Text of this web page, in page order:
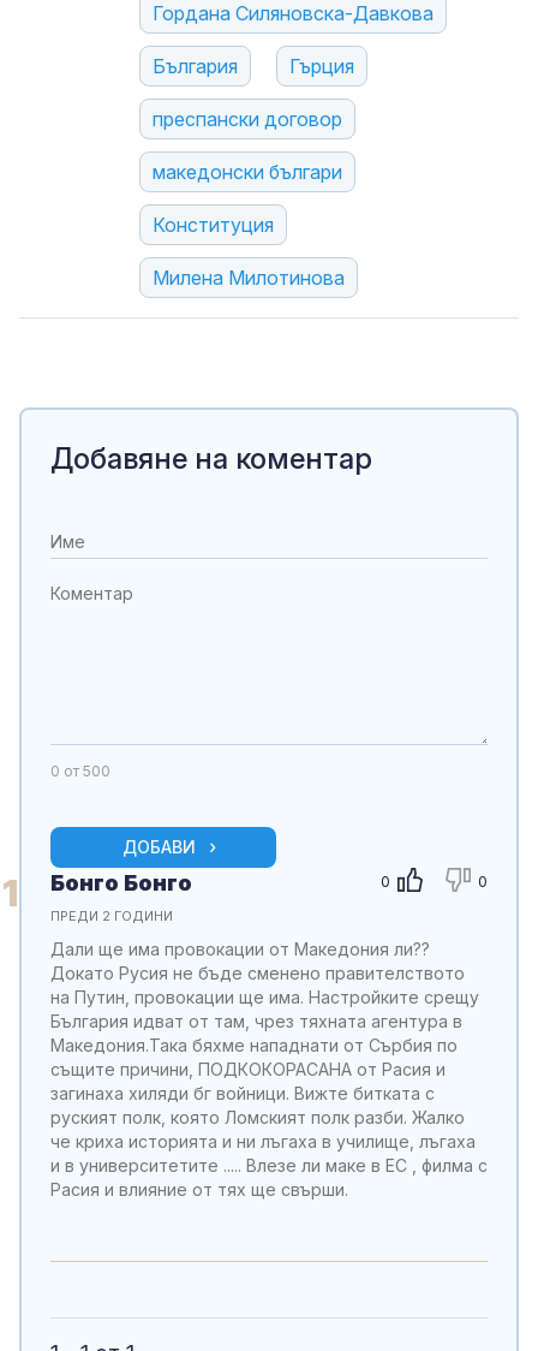
Гордана Силяновска-Давкова
България Гърция
преспански договор
македонски българи
Конституция
Милена Милотинова
Добавяне на коментар
0 от 500
ДОБАВИ
1 0 0
Бонго Бонго
ПРЕДИ 2 ГОДИНИ
Дали ще има провокации от Македония ли??
Докато Русия не бъде сменено правителството
на Путин, провокации ще има. Настройките срещу
България идват от там, чрез тяхната агентура в
Македония.Така бяхме нападнати от Сърбия по
същите причини, ПОДКОКОРАСАНА от Расия и
загинаха хиляди бг войници. Вижте битката с
руският полк, която Ломският полк разби. Жалко
че криха историята и ни лъгаха в училище, лъгаха
и в университетите ..... Влезе ли маке в ЕС , филма с
Расия и влияние от тях ще свърши.